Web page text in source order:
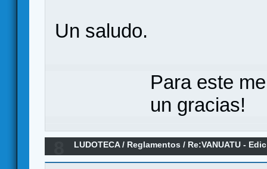
Un saludo.
Para este
un gracias!
LUDOTECA/ Reglamentos / Re:VANUATU -